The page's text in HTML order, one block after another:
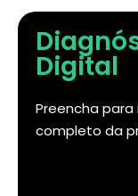
Digital
Preencha
completo da